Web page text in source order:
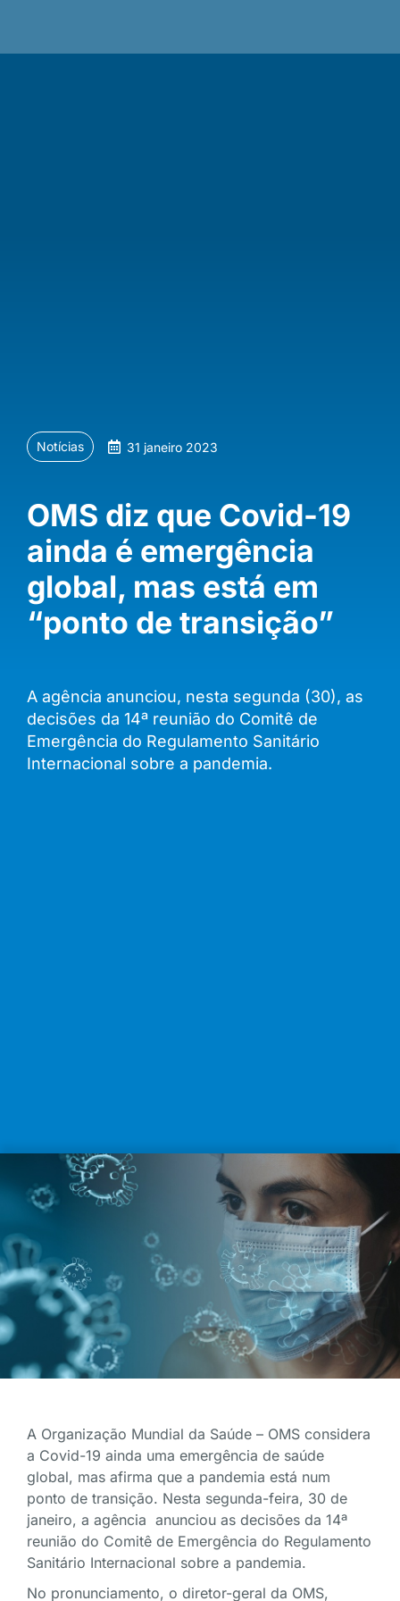
Notícias 31 janeiro 2023
OMS diz que Covid-19
ainda é emergência
global, mas está em
“ponto de transição”
A agência anunciou, nesta segunda (30), as
decisões da 14ª reunião do Comitê de
Emergência do Regulamento Sanitário
Internacional sobre a pandemia.
A Organização Mundial da Saúde – OMS considera
a Covid-19 ainda uma emergência de saúde
global, mas afirma que a pandemia está num
ponto de transição. Nesta segunda-feira, 30 de
janeiro, a agência anunciou as decisões da 14ª
reunião do Comitê de Emergência do Regulamento
Sanitário Internacional sobre a pandemia.
No pronunciamento, o diretor-geral da OMS,